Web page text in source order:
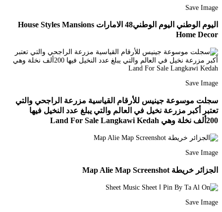
Save Image
اليوم الوطني اليوم الوطني48 الامارات House Styles Mansions
Home Decor
Save Image
سجلت موسوعة جينيس للأرقام القياسية مزرعة الراجحي والتي
تعتبر أكبر مزرعة نخيل في العالم والتي يبلغ عدد النخيل فيها
200ألف نخلة وهي Land For Sale Langkawi Kedah
Save Image
الجزائر خريطة Map Alie Map Screenshot
Save Image